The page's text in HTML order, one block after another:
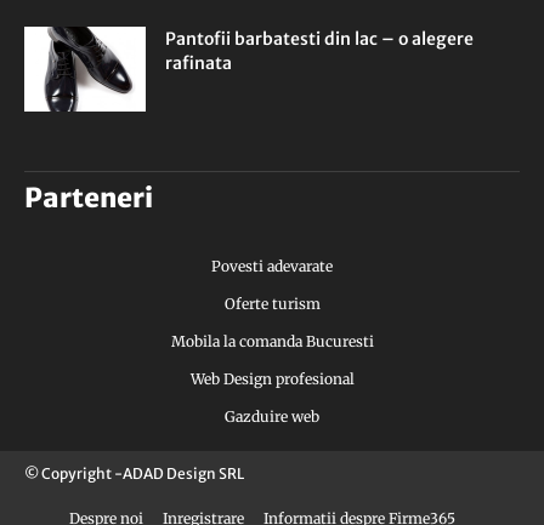
Pantofii barbatesti din lac – o alegere
rafinata
Parteneri
Povesti adevarate
Oferte turism
Mobila la comanda Bucuresti
Web Design profesional
Gazduire web
© Copyright -ADAD Design SRL
Despre noi Inregistrare Informatii despre Firme365